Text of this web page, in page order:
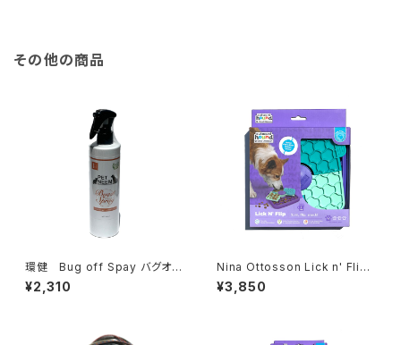
その他の商品
環健 Bug off Spay バグオフ
¥2,310
Nina Ottosson Lick n' Flip
ニーナ オットソン リック ア
ンド フリップ
¥3,850